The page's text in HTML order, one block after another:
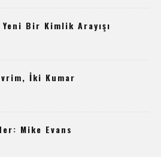
Bir Kimlik Arayışı
İki Kumar
Mike Evans